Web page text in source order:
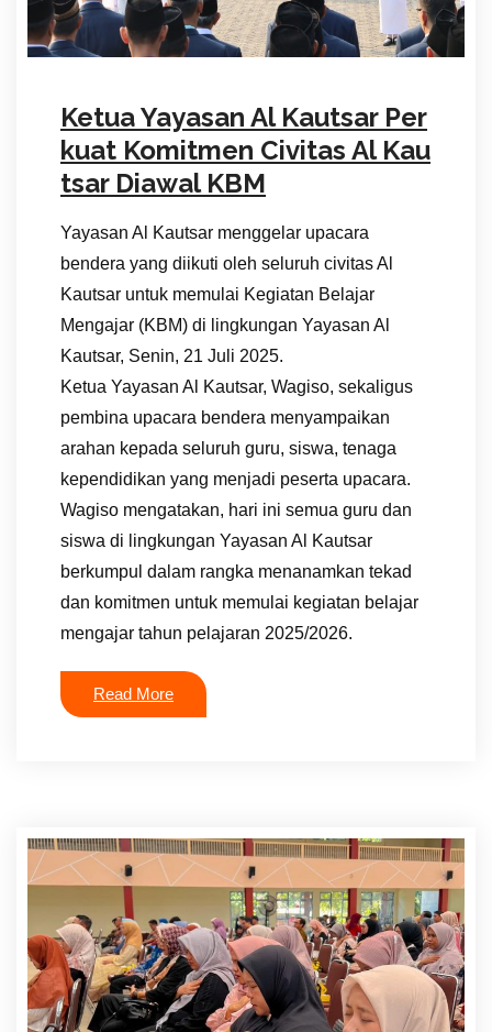
Ketua Yayasan Al Kautsar Per
kuat Komitmen Civitas Al Kau
tsar Diawal KBM
Yayasan Al Kautsar menggelar upacara
bendera yang diikuti oleh seluruh civitas Al
Kautsar untuk memulai Kegiatan Belajar
Mengajar (KBM) di lingkungan Yayasan Al
Kautsar, Senin, 21 Juli 2025.
Ketua Yayasan Al Kautsar, Wagiso, sekaligus
pembina upacara bendera menyampaikan
arahan kepada seluruh guru, siswa, tenaga
kependidikan yang menjadi peserta upacara.
Wagiso mengatakan, hari ini semua guru dan
siswa di lingkungan Yayasan Al Kautsar
berkumpul dalam rangka menanamkan tekad
dan komitmen untuk memulai kegiatan belajar
mengajar tahun pelajaran 2025/2026.
Read More